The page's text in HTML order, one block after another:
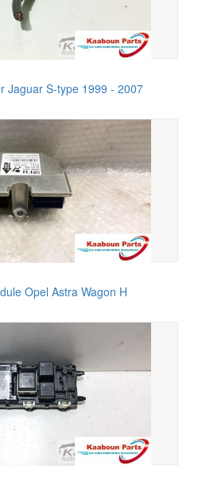
Jaguar S-type 1999 - 2007
Opel Astra Wagon H